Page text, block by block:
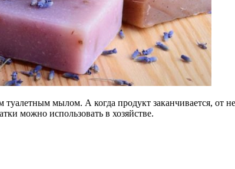
мылом. А когда продукт заканчивается,
можно использовать в хозяйстве.